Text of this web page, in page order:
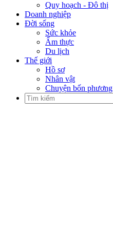
Quy hoạch - Đô thị
Doanh nghiệp
Đời sống
Sức khỏe
Ẩm thực
Du lịch
Thế giới
Hồ sơ
Nhân vật
Chuyện bốn phương